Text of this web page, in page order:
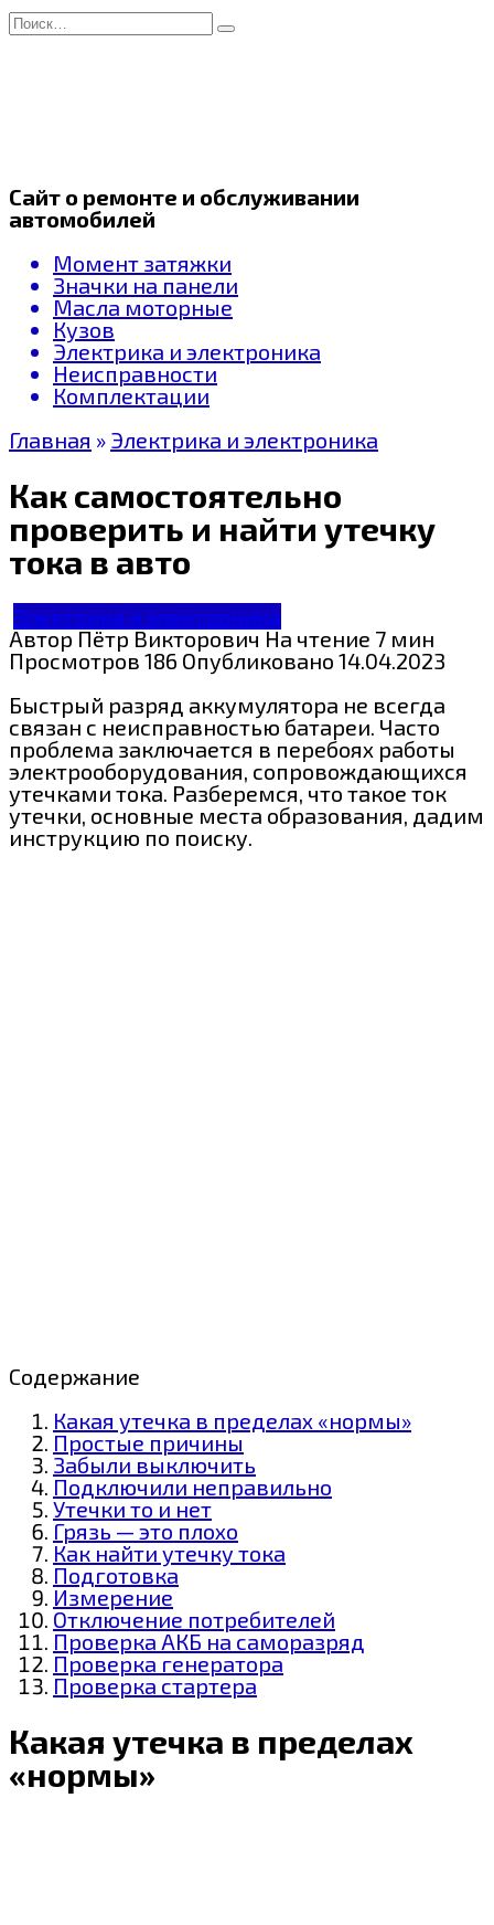
Перейти
к
Search
for:
Сайт о ремонте и обслуживании
автомобилей
Момент затяжки
Значки на панели
Масла моторные
Кузов
Электрика и электроника
Неисправности
Комплектации
Главная » Электрика и электроника
Как самостоятельно
проверить и найти утечку
тока в авто
Электрика и электроника
АвторПётр ВикторовичНа чтение 7 мин
Просмотров 186 Опубликовано 14.04.2023
Быстрый разряд аккумулятора не всегда
связан с неисправностью батареи. Часто
проблема заключается в перебоях работы
электрооборудования, сопровождающихся
утечками тока. Разберемся, что такое ток
утечки, основные места образования, дадим
инструкцию по поиску.
Содержание
Какая утечка в пределах «нормы»
Простые причины
Забыли выключить
Подключили неправильно
Утечки то и нет
Грязь — это плохо
Как найти утечку тока
Подготовка
Измерение
Отключение потребителей
Проверка АКБ на саморазряд
Проверка генератора
Проверка стартера
Какая утечка в пределах
«нормы»